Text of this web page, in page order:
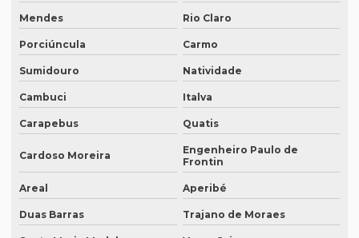
Empresa de tradução de artigos no rj
Empresa de tradução de artigos em porto alegre
Empresa de tradução de artigos em recife
Empresa de tradução de artigos em sp
Empresa de tradução brasil
Empresa de tradução campinas
Empresa de tradução de documentos
Empresa tradução espanhol
Mendes Rio Claro
Porciúncula Carmo
Sumidouro Natividade
Cambuci Italva
Carapebus Quatis
Cardoso Moreira
Engenheiro Paulo de
Frontin
Areal Aperibé
Duas Barras Trajano de Moraes